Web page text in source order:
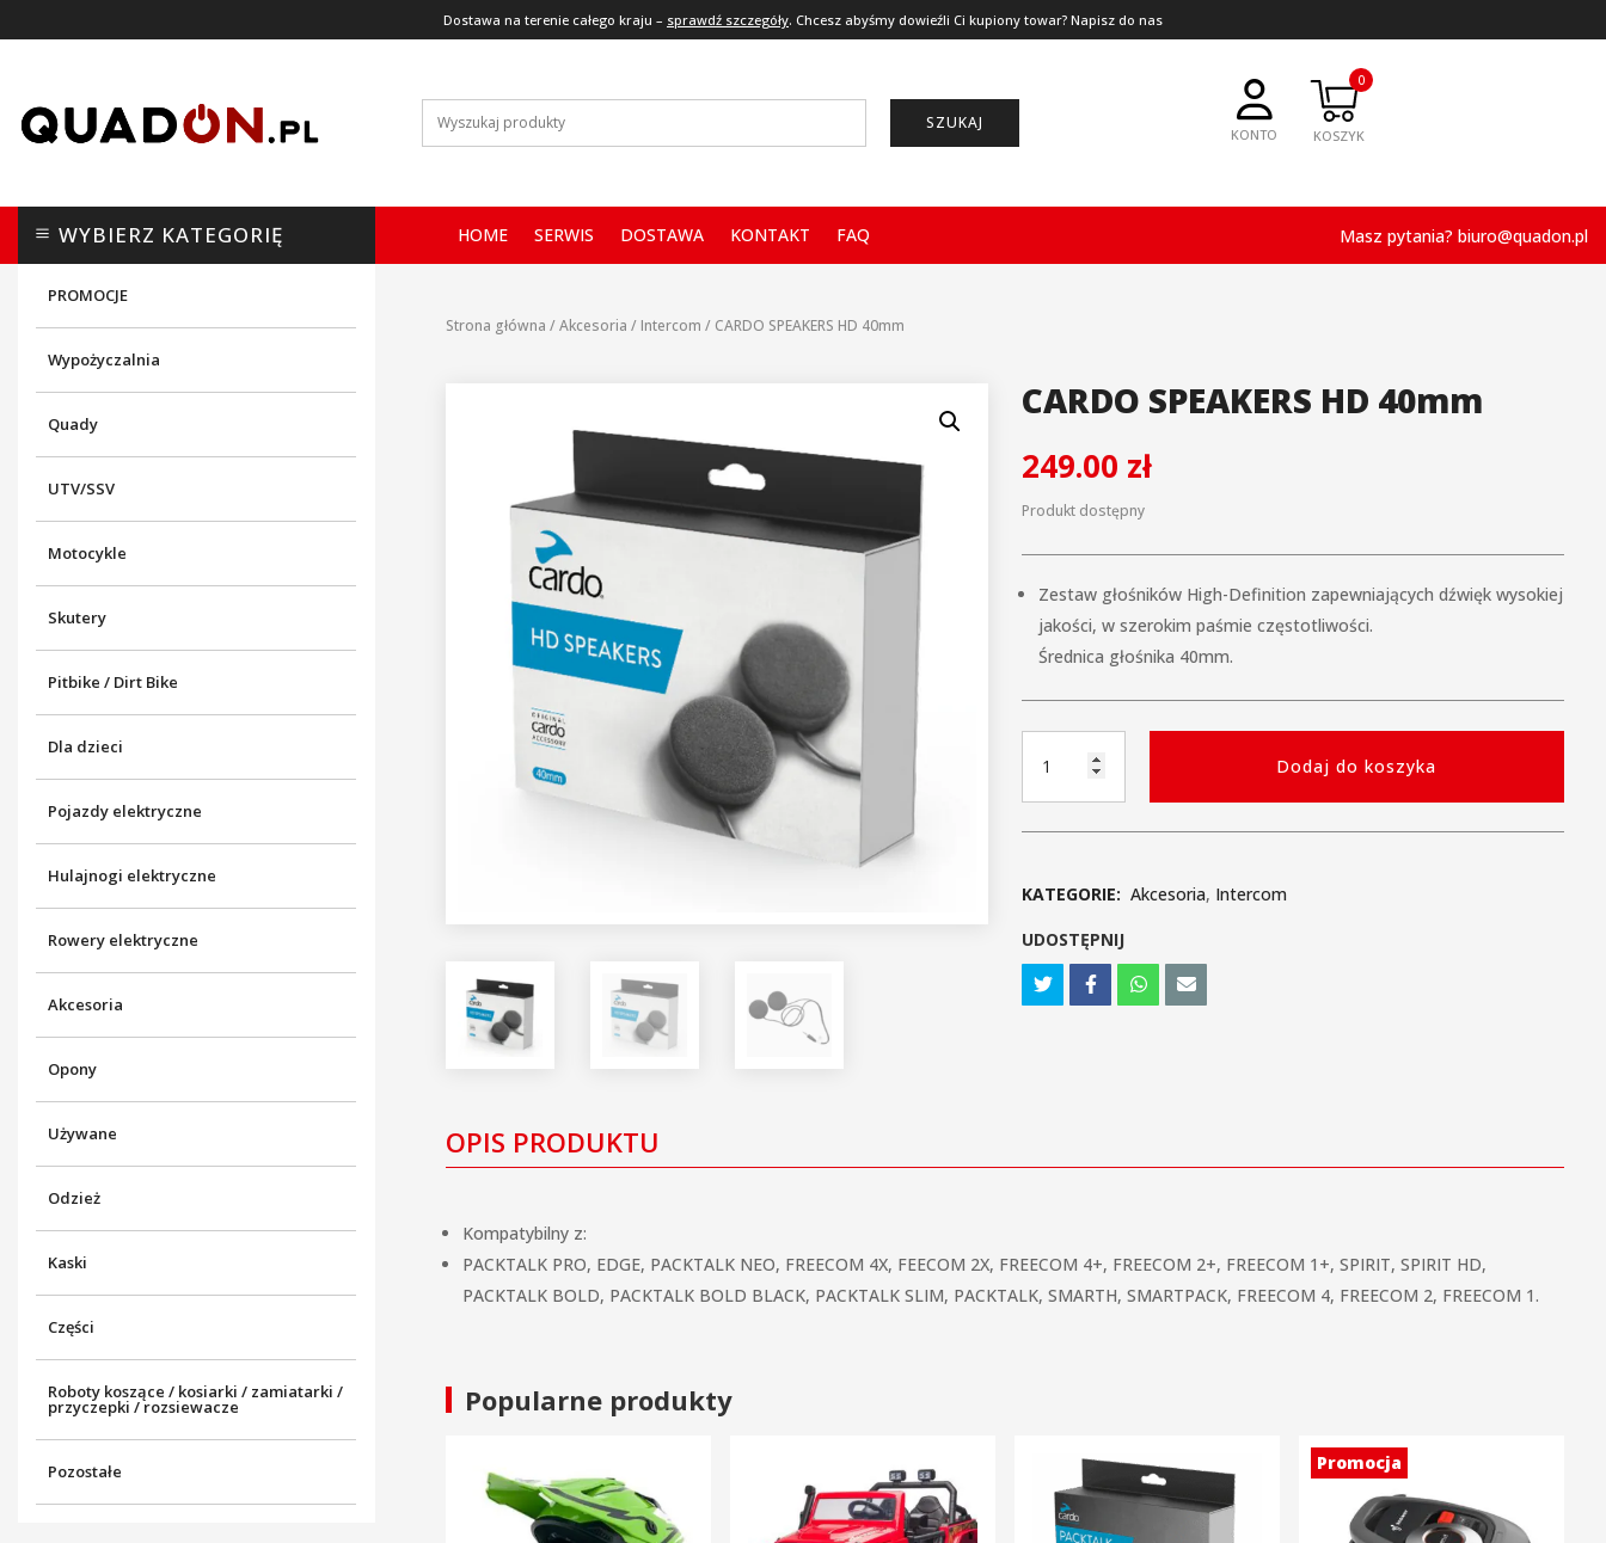
Dostawa na terenie całego kraju – sprawdź szczegóły. Chcesz abyśmy dowieźli Ci kupiony towar? Napisz do nas
SZUKAJ
KONTO
0
WYBIERZ KATEGORIĘ HOME SERWIS DOSTAWA KONTAKT FAQ Masz pytania? biuro@quadon.pl
PROMOCJE
Wypożyczalnia
Quady
UTV/SSV
Motocykle
Skutery
Pitbike / Dirt Bike
Dla dzieci
Pojazdy elektryczne
Hulajnogi elektryczne
Rowery elektryczne
Akcesoria
Opony
Używane
Odzież
Kaski
Części
Roboty koszące / kosiarki / zamiatarki /
przyczepki / rozsiewacze
Pozostałe
Strona główna /Akcesoria / Intercom / CARDO SPEAKERS HD 40mm
CARDO SPEAKERS HD 40mm
249.00 zł
Produkt dostępny
Zestaw głośników High-Definition zapewniających dźwięk wysokiej
jakości, w szerokim paśmie częstotliwości.
Średnica głośnika 40mm.
CARDO
SPEAKERS
Dodaj do koszyka
KATEGORIE: Akcesoria, Intercom
UDOSTĘPNIJ
OPIS PRODUKTU
Kompatybilny z:
PACKTALK PRO, EDGE, PACKTALK NEO, FREECOM 4X, FEECOM 2X, FREECOM 4+, FREECOM 2+, FREECOM 1+, SPIRIT, SPIRIT HD,
PACKTALK BOLD, PACKTALK BOLD BLACK, PACKTALK SLIM, PACKTALK, SMARTH, SMARTPACK, FREECOM 4, FREECOM 2, FREECOM 1.
Popularne produkty
Promocja